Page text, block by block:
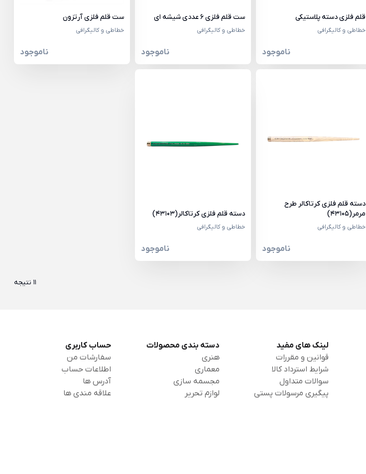
قلم فلزی دسته پلاستیکی
خطاطی و کالیگرافی
ناموجود
ست قلم فلزی 6 عددی شیشه ای
خطاطی و کالیگرافی
ناموجود
ست قلم فلزی آرتزون
خطاطی و کالیگرافی
ناموجود
دسته قلم فلزی کرتاکالر طرح
مرمر(43105)
خطاطی و کالیگرافی
ناموجود
دسته قلم فلزی کرتاکالر(43103)
خطاطی و کالیگرافی
ناموجود
11 نتیجه
لینک های مفید
قوانین و مقررات
شرایط استرداد کالا
سوالات متداول
پیگیری مرسولات پستی
دسته بندی محصولات
هنری
معماری
مجسمه سازی
لوازم تحریر
حساب کاربری
سفارشات من
اطلاعات حساب
آدرس ها
علاقه مندی ها